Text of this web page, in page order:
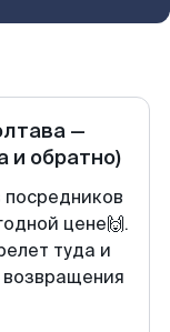
—
и обратно)
цене🙌.
туда и
возвращения